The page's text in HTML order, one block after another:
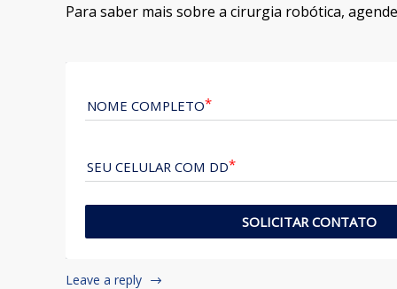
Para saber mais sobre a cirurgia robótica,
NOME COMPLETO
SEU CELULAR COM DD
SOLICITAR CONTATO
Leave a reply